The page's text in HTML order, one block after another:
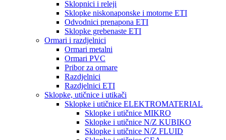
Sklopnici i releji
Sklopke niskonaponske i motorne ETI
Odvodnici prenapona ETI
Sklopke grebenaste ETI
Ormari i razdjelnici
Ormari metalni
Ormari PVC
Pribor za ormare
Razdjelnici
Razdjelnici ETI
Sklopke, utičnice i utikači
Sklopke i utičnice ELEKTROMATERIAL
Sklopke i utičnice MIKRO
Sklopke i utičnice N/Z KUBIKO
Sklopke i utičnice N/Z FLUID